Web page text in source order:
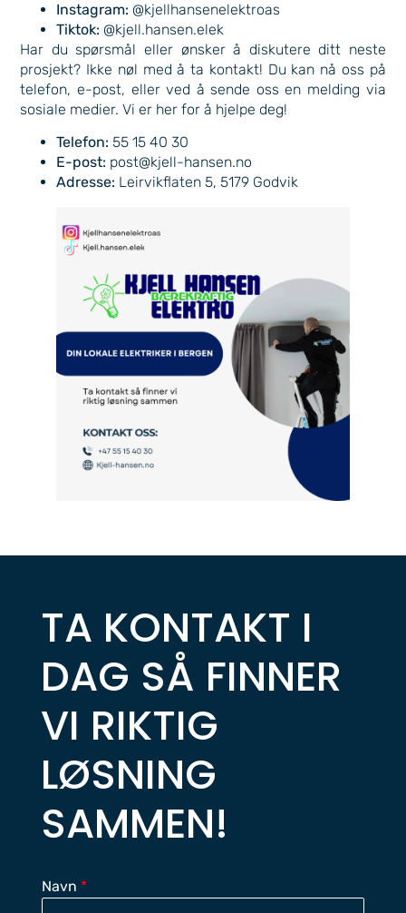
Instagram: @kjellhansenelektroas
Tiktok: @kjell.hansen.elek
Har du spørsmål eller ønsker å diskutere ditt neste
prosjekt? Ikke nøl med å ta kontakt! Du kan nå oss på
telefon, e-post, eller ved å sende oss en melding via
sosiale medier. Vi er her for å hjelpe deg!
Telefon: 55 15 40 30
E-post: post@kjell-hansen.no
Adresse: Leirvikflaten 5, 5179 Godvik​
TA KONTAKT I
DAG SÅ FINNER
VI RIKTIG
LØSNING
SAMMEN!
Navn *